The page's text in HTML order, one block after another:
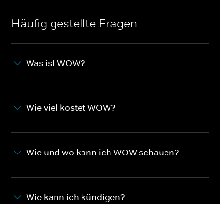
Häufig gestellte Fragen
Was ist WOW?
Wie viel kostet WOW?
Wie und wo kann ich WOW schauen?
Wie kann ich kündigen?